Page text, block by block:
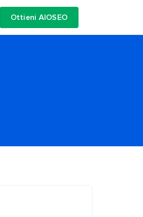
Ottieni AIOSEO